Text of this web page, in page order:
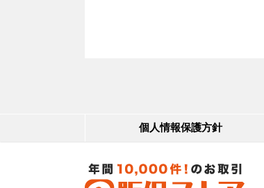
個人情報保護方針